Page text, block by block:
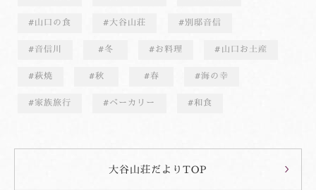
山口の食 大谷山荘 別邸音信
音信川 冬 お料理 山口お土産
萩焼 秋 春 海の幸
家族旅行 ベーカリー 和食
大谷山荘だよりTOP